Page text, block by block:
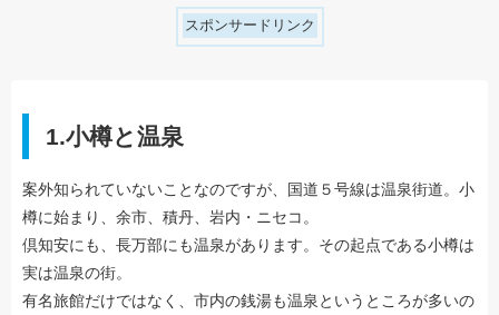
スポンサードリンク
1.小樽と温泉
案外知られていないことなのですが、国道５号線は温泉街道。小
樽に始まり、余市、積丹、岩内・ニセコ。
倶知安にも、長万部にも温泉があります。その起点である小樽は
実は温泉の街。
有名旅館だけではなく、市内の銭湯も温泉というところが多いの